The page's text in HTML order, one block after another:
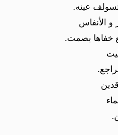
عينه.
و الأنفاس
خفاها بصمت.